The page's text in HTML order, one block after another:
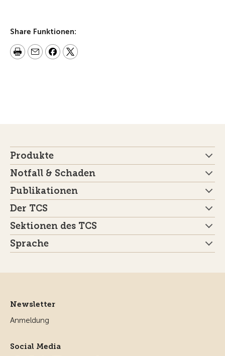
Share Funktionen:
Produkte
Notfall & Schaden
Publikationen
Der TCS
Sektionen des TCS
Sprache
Newsletter
Anmeldung
Social Media